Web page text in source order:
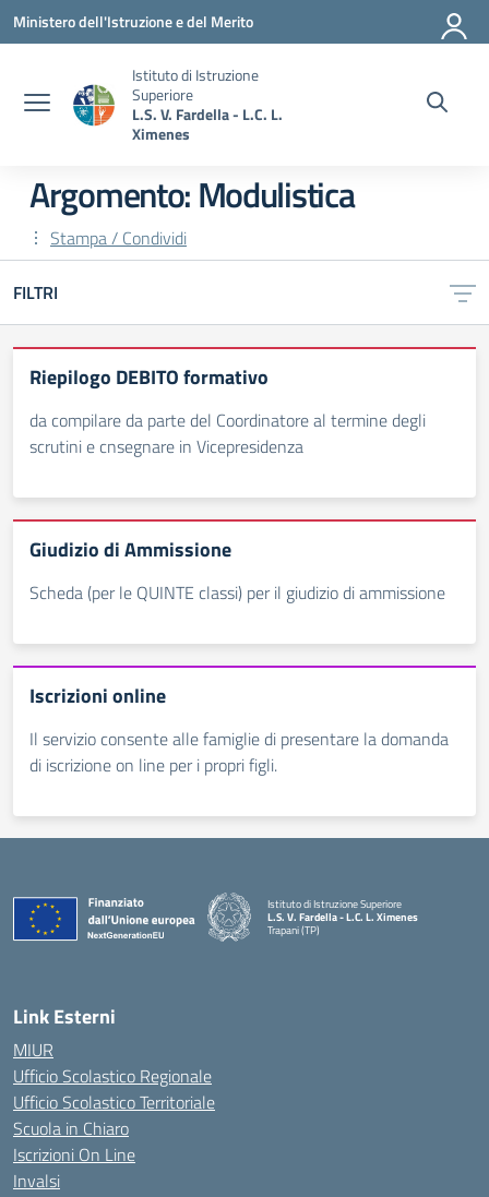
Vai ai contenuti
Vai al menu di navigazione
Vai al footer
Ministero dell'Istruzione e del Merito
Istituto di Istruzione
Superiore
L.S. V. Fardella - L.C. L.
Ximenes
Argomento: Modulistica
Stampa / Condividi
FILTRI
Riepilogo DEBITO formativo
da compilare da parte del Coordinatore al termine degli
scrutini e cnsegnare in Vicepresidenza
Giudizio di Ammissione
Scheda (per le QUINTE classi) per il giudizio di ammissione
Iscrizioni online
Il servizio consente alle famiglie di presentare la domanda
di iscrizione on line per i propri figli.
Istituto di Istruzione Superiore
L.S. V. Fardella - L.C. L. Ximenes
Trapani (TP)
Link Esterni
MIUR
Ufficio Scolastico Regionale
Ufficio Scolastico Territoriale
Scuola in Chiaro
Iscrizioni On Line
Invalsi